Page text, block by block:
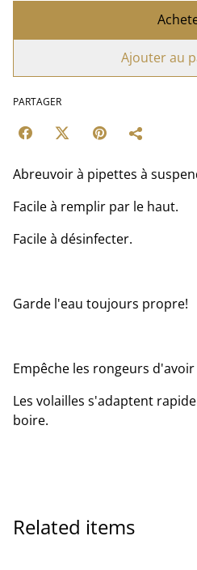
Ajouter au
PARTAGER
Abreuvoir à pipettes à
Facile à remplir par le haut.
Facile à désinfecter.
Garde l'eau toujours propre!
Empêche les rongeurs d'avoir
Les volailles s'adaptent
boire.
Related items